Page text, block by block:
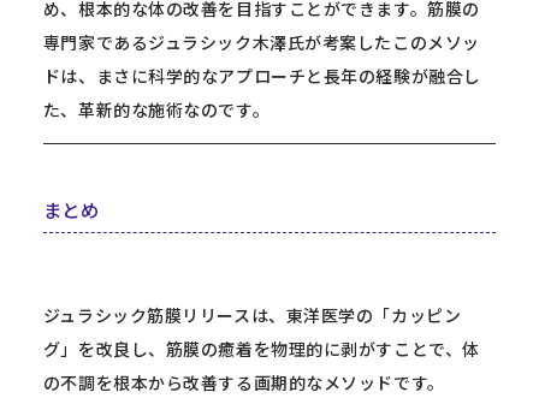
め、根本的な体の改善を目指すことができます。筋膜の
専門家であるジュラシック木澤氏が考案したこのメソッ
ドは、まさに科学的なアプローチと長年の経験が融合し
た、革新的な施術なのです。
まとめ
ジュラシック筋膜リリースは、東洋医学の「カッピン
グ」を改良し、筋膜の癒着を物理的に剥がすことで、体
の不調を根本から改善する画期的なメソッドです。